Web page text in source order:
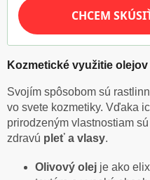
Kozmetické využitie
Svojím spôsobom sú
vo svete kozmetiky. Vďaka
prirodzeným vlastnostiam
zdravú pleť a vlasy.
Olivový olej je ako